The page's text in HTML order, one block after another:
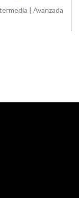
| Avanzada